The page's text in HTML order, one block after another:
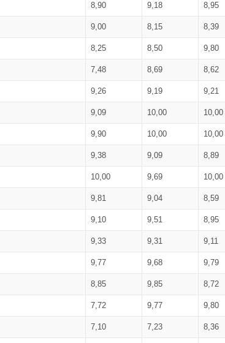
8,90 9,18 8,95
9,00 8,15 8,39
8,25 8,50 9,80
7,48 8,69 8,62
9,26 9,19 9,21
9,09 10,00 10,00
9,90 10,00 10,00
9,38 9,09 8,89
10,00 9,69 10,00
9,81 9,04 8,59
9,10 9,51 8,95
9,33 9,31 9,11
9,77 9,68 9,79
8,85 9,85 8,72
7,72 9,77 9,80
7,10 7,23 8,36